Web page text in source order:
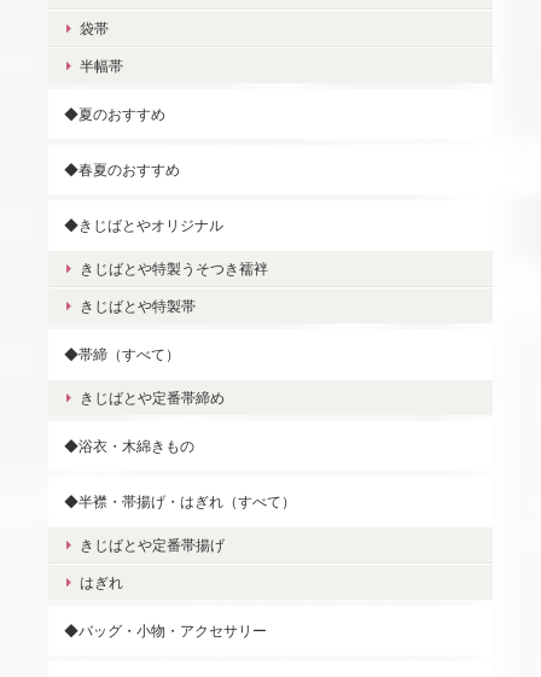
袋帯
半幅帯
◆夏のおすすめ
◆春夏のおすすめ
◆きじばとやオリジナル
きじばとや特製うそつき襦袢
きじばとや特製帯
◆帯締（すべて）
きじばとや定番帯締め
◆浴衣・木綿きもの
◆半襟・帯揚げ・はぎれ（すべて）
きじばとや定番帯揚げ
はぎれ
◆バッグ・小物・アクセサリー